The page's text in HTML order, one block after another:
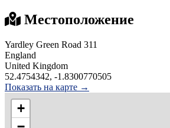
Местоположение
Yardley Green Road 311
England
United Kingdom
52.4754342, -1.8300770505
Показать на карте →
+